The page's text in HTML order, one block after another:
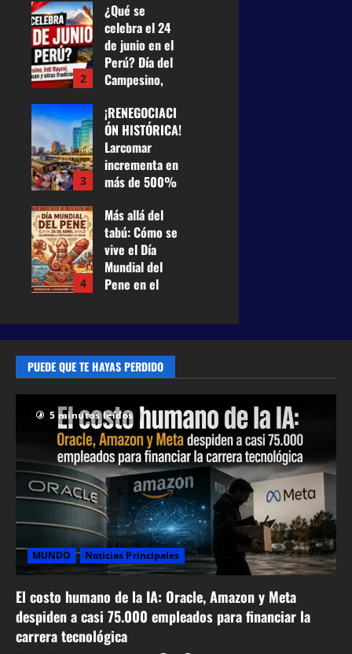
empleados
para financiar
la carrera
tecnológica
25 de junio de
21
2
¿Qué se
celebra el 24
de junio en el
Perú? Día del
Campesino,
Fiesta de San
Juan y otras
tradiciones
24 de junio de
2026
0
3
¡RENEGOCIACI
ÓN HISTÓRICA!
Larcomar
incrementa en
más de 500%
Miraflores y
pagará US$
100 mil
mensuales
21 de mayo
4
Más allá del
tabú: Cómo se
vive el Día
Mundial del
Pene en el
prevención y
humor
27 de abril de
PUEDE QUE TE HAYAS PERDIDO
5 minutos leídos
MUNDO Noticias Principales
El costo humano de la IA: Oracle, Amazon y Meta
despiden a casi 75.000 empleados para financiar la
carrera tecnológica